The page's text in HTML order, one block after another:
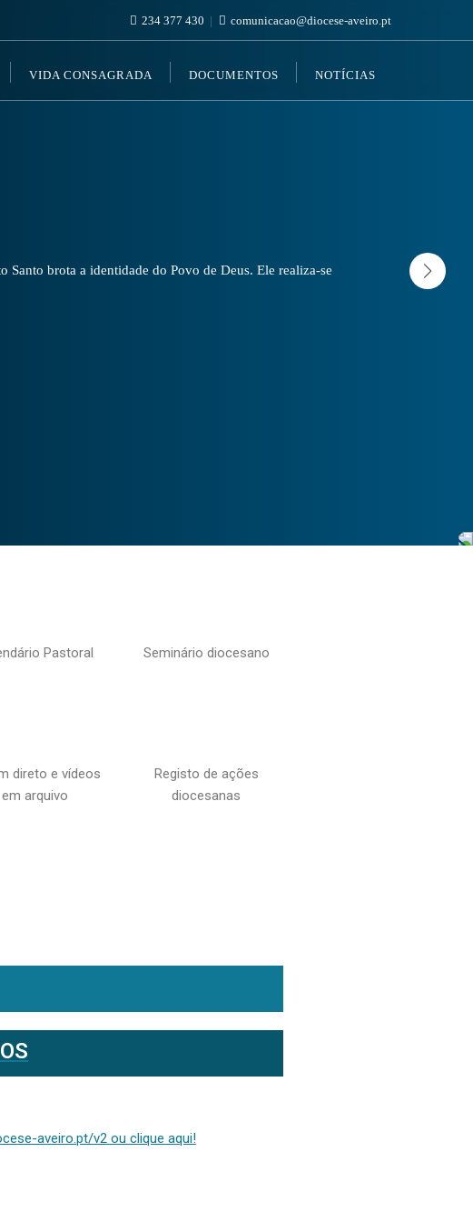
234 377 430 comunicacao@diocese-aveiro.pt
VIDA CONSAGRADA DOCUMENTOS NOTÍCIAS
brota a identidade do Povo de Deus. Ele realiza-se
Pastoral Seminário diocesano
direto e vídeos
em arquivo
Registo de ações
diocesanas
aveiro.pt/v2 ou clique aqui!